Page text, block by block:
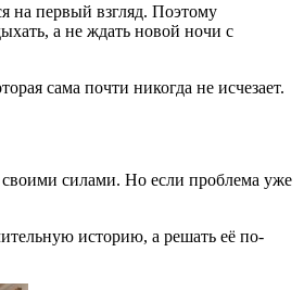
на первый взгляд. Поэтому
а не ждать новой ночи с
сама почти никогда не исчезает.
своими силами. Но если проблема уже
историю, а решать её по-